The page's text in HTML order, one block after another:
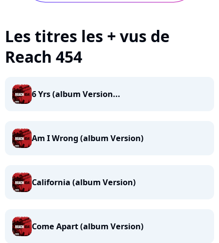
Les titres les + vus de
Reach 454
6 Yrs (album Version...
Am I Wrong (album Version)
California (album Version)
Come Apart (album Version)